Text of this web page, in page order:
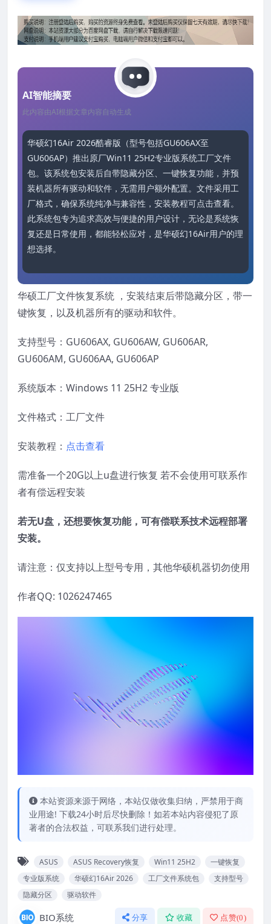
AI智能摘要
此内容由AI根据文章内容自动生成
华硕幻16Air 2026酷睿版（型号包括GU606AX至
GU606AP）推出原厂Win11 25H2专业版系统工厂文件
包。该系统包安装后自带隐藏分区、一键恢复功能，并预
装机器所有驱动和软件，无需用户额外配置。文件采用工
厂格式，确保系统纯净与兼容性，安装教程可点击查看。
此系统包专为追求高效与便捷的用户设计，无论是系统恢
复还是日常使用，都能轻松应对，是华硕幻16Air用户的理
想选择。
华硕工厂文件恢复系统 ，安装结束后带隐藏分区，带一
键恢复，以及机器所有的驱动和软件。
支持型号：GU606AX, GU606AW, GU606AR,
GU606AM, GU606AA, GU606AP
系统版本：Windows 11 25H2 专业版
文件格式：工厂文件
安装教程： 点击查看
需准备一个20G以上u盘进行恢复 若不会使用可联系作
者有偿远程安装
若无U盘，还想要恢复功能，可有偿联系技术远程部署
安装。
请注意：仅支持以上型号专用，其他华硕机器切勿使用
作者QQ: 1026247465
本站资源来源于网络，本站仅做收集归纳，严禁用于商
业用途! 下载24小时后尽快删除！如若本站内容侵犯了原
著者的合法权益，可联系我们进行处理。
ASUS ASUS Recovery恢复 Win11 25H2
一键恢复
专业版系统
华硕幻16Air 2026 工厂文件系统包
支持型号
隐藏分区
驱动软件
BIO系统 分享 收藏 点赞(0)